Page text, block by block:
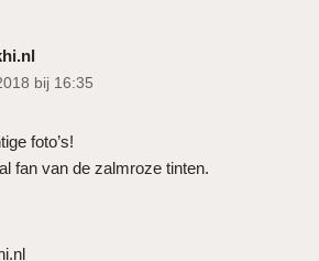
bij 16:35
foto’s!
fan van de zalmroze tinten.